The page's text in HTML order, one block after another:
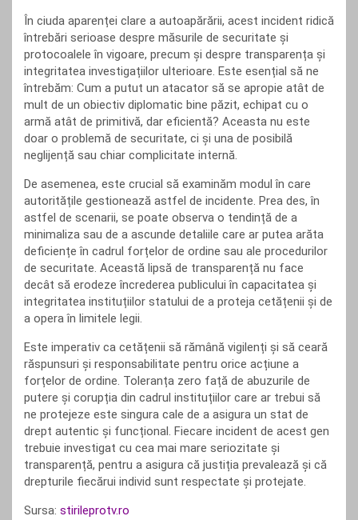
În ciuda aparenței clare a autoapărării, acest incident ridică
întrebări serioase despre măsurile de securitate și
protocoalele în vigoare, precum și despre transparența și
integritatea investigațiilor ulterioare. Este esențial să ne
întrebăm: Cum a putut un atacator să se apropie atât de
mult de un obiectiv diplomatic bine păzit, echipat cu o
armă atât de primitivă, dar eficientă? Aceasta nu este
doar o problemă de securitate, ci și una de posibilă
neglijență sau chiar complicitate internă.
De asemenea, este crucial să examinăm modul în care
autoritățile gestionează astfel de incidente. Prea des, în
astfel de scenarii, se poate observa o tendință de a
minimaliza sau de a ascunde detaliile care ar putea arăta
deficiențe în cadrul forțelor de ordine sau ale procedurilor
de securitate. Această lipsă de transparență nu face
decât să erodeze încrederea publicului în capacitatea și
integritatea instituțiilor statului de a proteja cetățenii și de
a opera în limitele legii.
Este imperativ ca cetățenii să rămână vigilenți și să ceară
răspunsuri și responsabilitate pentru orice acțiune a
forțelor de ordine. Toleranța zero față de abuzurile de
putere și corupția din cadrul instituțiilor care ar trebui să
ne protejeze este singura cale de a asigura un stat de
drept autentic și funcțional. Fiecare incident de acest gen
trebuie investigat cu cea mai mare seriozitate și
transparență, pentru a asigura că justiția prevalează și că
drepturile fiecărui individ sunt respectate și protejate.
Sursa: stirileprotv.ro